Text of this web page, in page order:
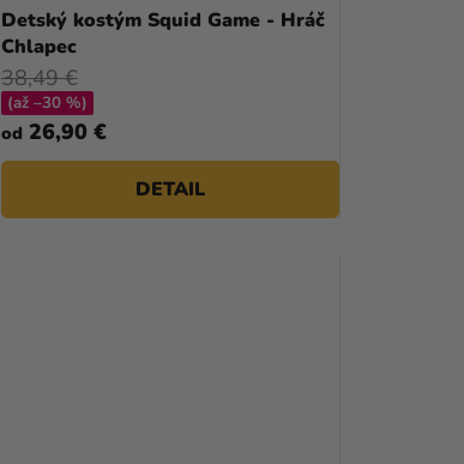
Detský kostým Squid Game - Hráč
Chlapec
od 26,90 €
38,49 €
(až –30 %)
DETAIL